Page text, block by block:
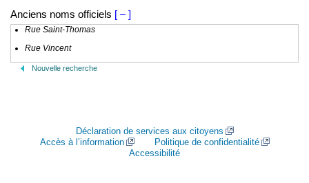
Anciens noms officiels [ – ]
Rue Saint-Thomas
Rue Vincent
Nouvelle recherche
Déclaration de services aux citoyens
Accès à l’information
Politique de confidentialité
Accessibilité